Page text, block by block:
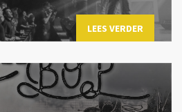
LEES VERDER